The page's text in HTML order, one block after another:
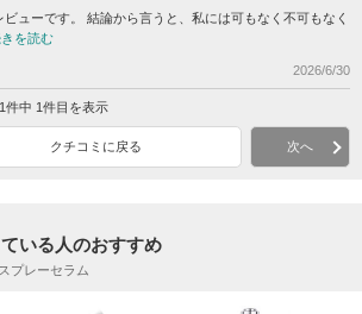
ューです。 結論から言うと、私には可もなく不可もなく
を読む
2026/6/30
件中 1件目を表示
クチコミに戻る 次へ
いる人のおすすめ
プレーセラム